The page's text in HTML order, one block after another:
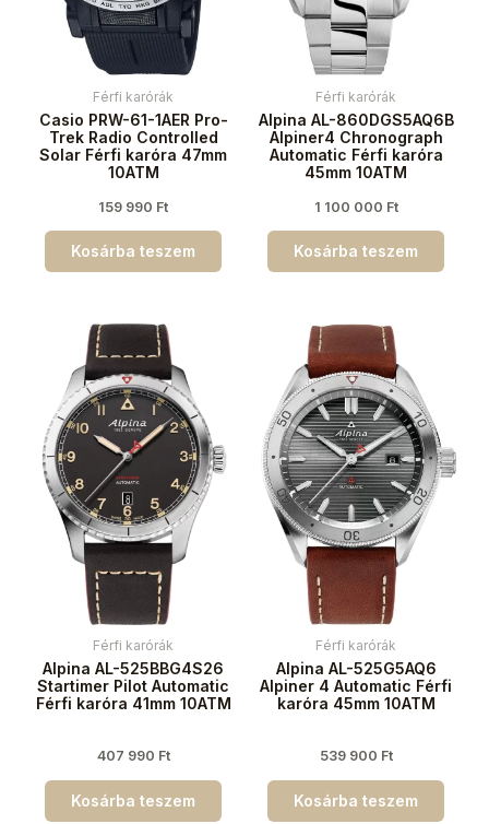
Férfi karórák
Casio PRW-61-1AER Pro-
Trek Radio Controlled
Solar Férfi karóra 47mm
10ATM
159 990 Ft
Kosárba teszem
Férfi karórák
Alpina AL-860DGS5AQ6B
Alpiner4 Chronograph
Automatic Férfi karóra
45mm 10ATM
1 100 000 Ft
Kosárba teszem
Férfi karórák
Alpina AL-525BBG4S26
Startimer Pilot Automatic
Férfi karóra 41mm 10ATM
407 990 Ft
Kosárba teszem
Férfi karórák
Alpina AL-525G5AQ6
Alpiner 4 Automatic Férfi
karóra 45mm 10ATM
539 900 Ft
Kosárba teszem